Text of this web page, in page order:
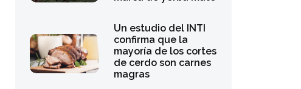
Un estudio del INTI
confirma que la
mayoría de los cortes
de cerdo son carnes
magras